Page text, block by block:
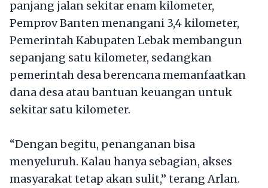
panjang jalan sekitar enam kilometer,
Pemprov Banten menangani 3,4 kilometer,
Pemerintah Kabupaten Lebak membangun
sepanjang satu kilometer, sedangkan
pemerintah desa berencana memanfaatkan
dana desa atau bantuan keuangan untuk
sekitar satu kilometer.
“Dengan begitu, penanganan bisa
menyeluruh. Kalau hanya sebagian, akses
masyarakat tetap akan sulit,” terang Arlan.